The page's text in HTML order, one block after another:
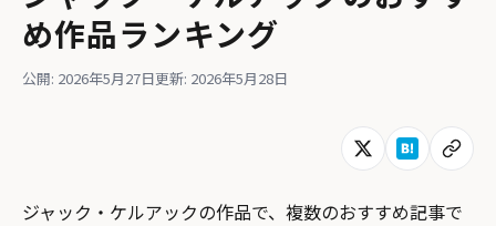
め作品ランキング
公開: 2026年5月27日更新: 2026年5月28日
ジャック・ケルアックの作品で、複数のおすすめ記事で